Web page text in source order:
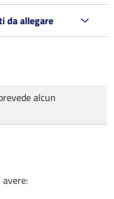
da allegare
alcun